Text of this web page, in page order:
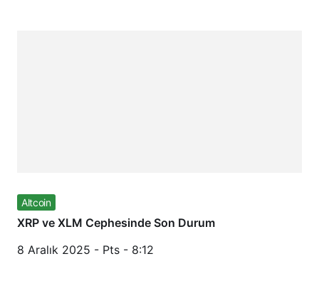
Altcoin
XRP ve XLM Cephesinde Son Durum
8 Aralık 2025 - Pts - 8:12